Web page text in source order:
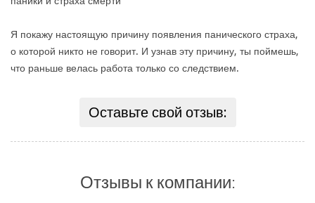
Я покажу настоящую причину появления панического страха,
о которой никто не говорит. И узнав эту причину, ты поймешь,
что раньше велась работа только со следствием.
Оставьте свой отзыв:
Отзывы к компании: